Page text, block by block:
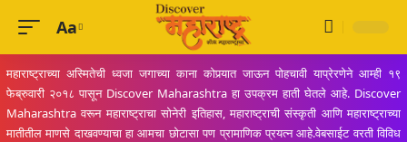
Font
Resizer
Aa
महाराष्ट्राच्या अस्मितेची ध्वजा जगाच्या काना कोपर्‍यात जाऊन पोहचावी याप्रेरणेने आम्ही १९
फेब्रुवारी २०१८ पासून Discover Maharashtra हा उपक्रम हाती घेतले आहे. Discover
Maharashtra वरून महाराष्ट्राचा सोनेरी इतिहास, महाराष्ट्राची संस्कृती आणि महाराष्ट्राच्या
मातीतील माणसे दाखवण्याचा हा आमचा छोटासा पण प्रामाणिक प्रयत्न आहे.वेबसाईट वरती विविध